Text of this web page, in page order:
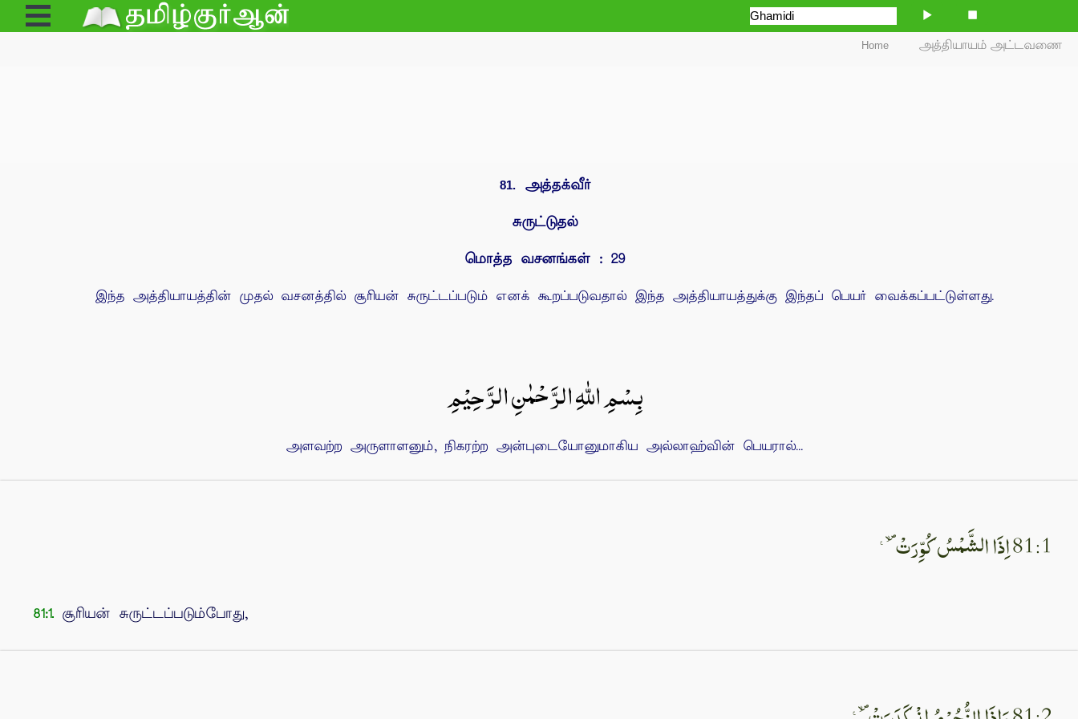
Open
Menu
Home அத்தியாயம் அட்டவணை
81. அத்தக்வீர்
சுருட்டுதல்
மொத்த வசனங்கள் : 29
இந்த அத்தியாயத்தின் முதல் வசனத்தில் சூரியன் சுருட்டப்படும் எனக் கூறப்படுவதால் இந்த அத்தியாயத்துக்கு இந்தப் பெயர் வைக்கப்பட்டுள்ளது.
بِسْمِ اللهِ الرَّحْمٰنِ الرَّحِيْمِ
அளவற்ற அருளாளனும், நிகரற்ற அன்புடையோனுமாகிய அல்லாஹ்வின் பெயரால்...
81:1 اِذَا الشَّمْسُ كُوِّرَتْۙ‏
81:1. சூரியன் சுருட்டப்படும்போது,